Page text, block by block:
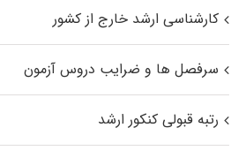
کارشناسی ارشد خارج از کشور
سرفصل ها و ضرایب دروس آزمون
رتبه قبولی کنکور ارشد